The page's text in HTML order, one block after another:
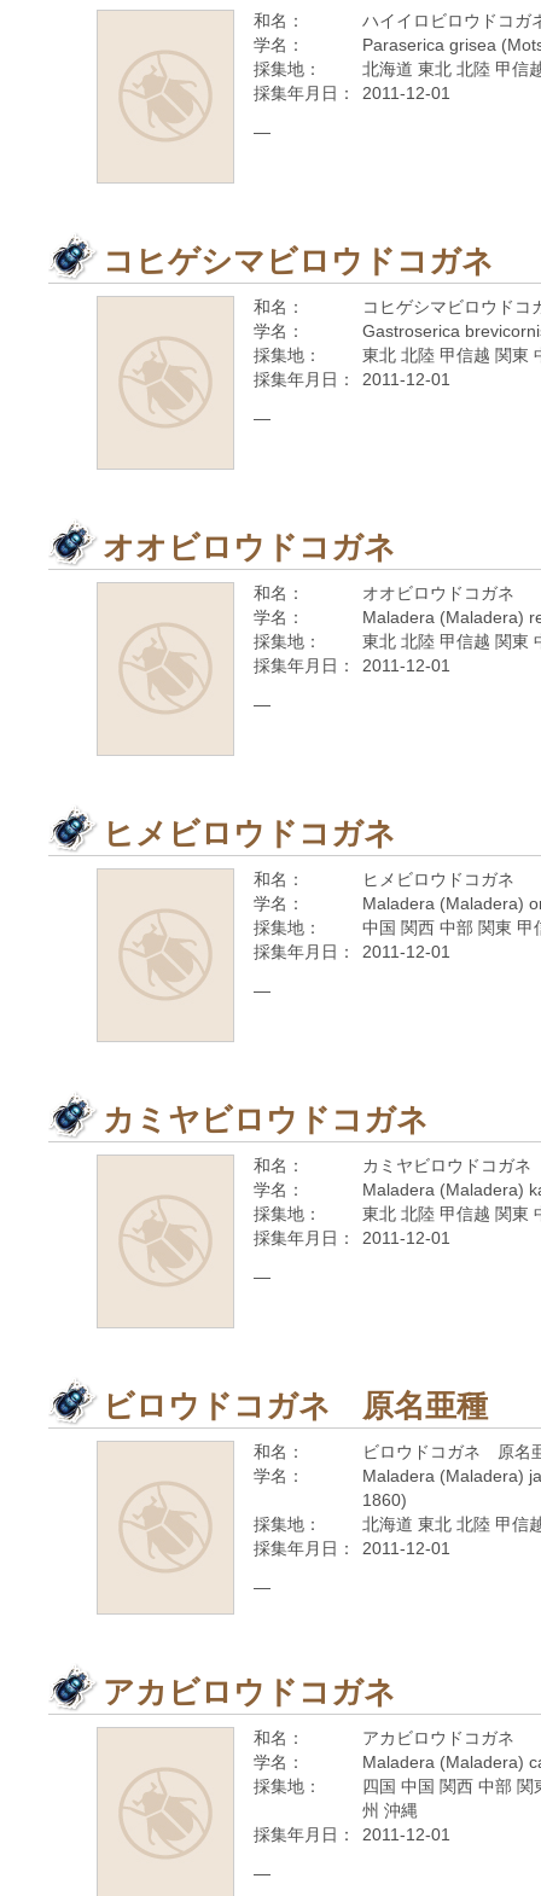
和名：
ハイイロビロウドコガ
学名：
Paraserica grisea
採集地：
北海道 東北 北陸 甲信
採集年月日：
2011-12-01
—
コヒゲシマビロウドコガネ
和名：
コヒゲシマビロウドコ
学名：
Gastroserica
採集地：
東北 北陸 甲信越 関東
採集年月日：
2011-12-01
—
オオビロウドコガネ
和名：
オオビロウドコガネ
学名：
Maladera (Maladera)
採集地：
東北 北陸 甲信越 関東
採集年月日：
2011-12-01
—
ヒメビロウドコガネ
和名：
ヒメビロウドコガネ
学名：
Maladera (Maladera)
採集地：
中国 関西 中部 関東
採集年月日：
2011-12-01
—
カミヤビロウドコガネ
和名：
カミヤビロウドコガネ
学名：
Maladera (Maladera)
採集地：
東北 北陸 甲信越 関東
採集年月日：
2011-12-01
—
ビロウドコガネ 原名亜種
和名：
ビロウドコガネ 原名
学名：
Maladera (Maladera)
1860)
採集地：
北海道 東北 北陸 甲信
採集年月日：
2011-12-01
—
アカビロウドコガネ
和名：
アカビロウドコガネ
学名：
Maladera (Maladera)
採集地：
四国 中国 関西 中部
州 沖縄
採集年月日：
2011-12-01
—